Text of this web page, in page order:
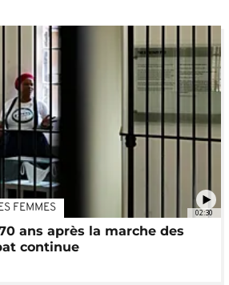
02:30
FEMMES
ans après la marche des
continue